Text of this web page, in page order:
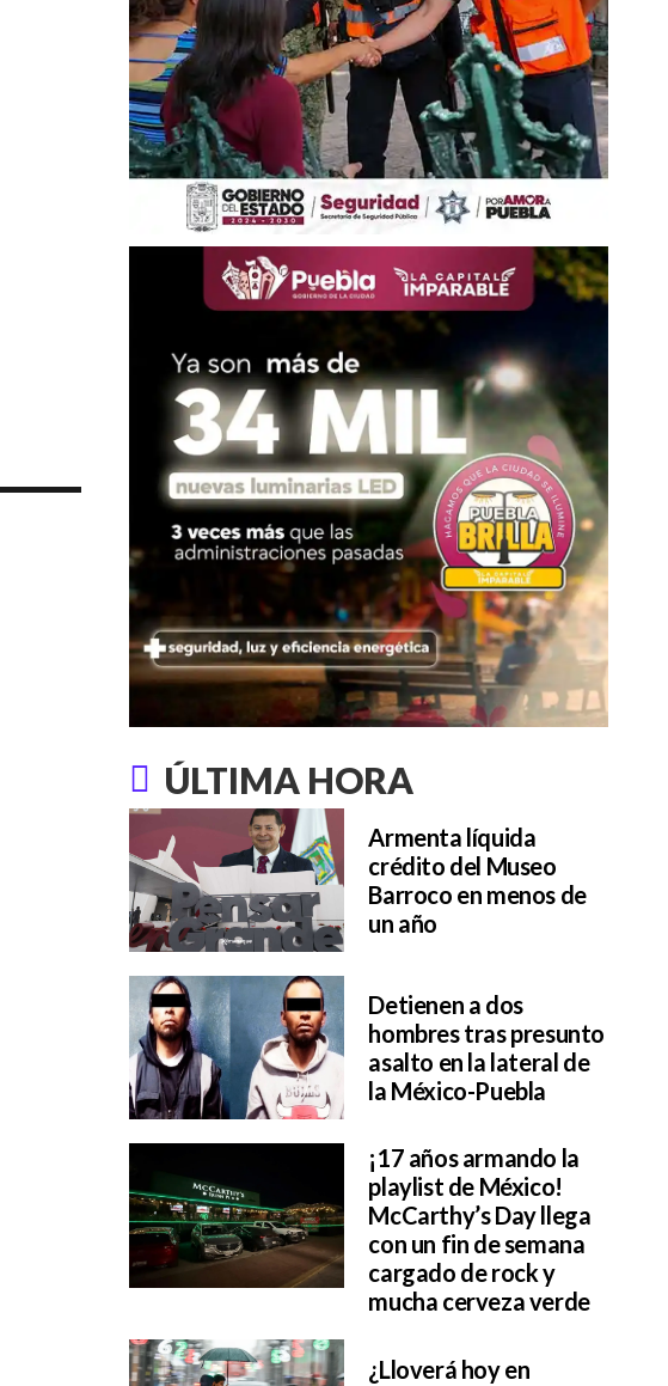
ÚLTIMA HORA
Armenta líquida
crédito del Museo
Barroco en menos de
un año
Detienen a dos
hombres tras presunto
asalto en la lateral de
la México-Puebla
¡17 años armando la
playlist de México!
McCarthy’s Day llega
con un fin de semana
cargado de rock y
mucha cerveza verde
¿Lloverá hoy en